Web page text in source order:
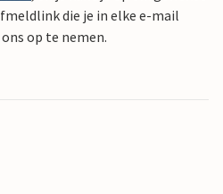
die je in elke e-mail
op te nemen.